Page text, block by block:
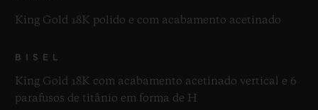
King Gold 18K polido e com acabamento acetinado
BISEL
King Gold 18K com acabamento acetinado vertical e 6
parafusos de titânio em forma de H